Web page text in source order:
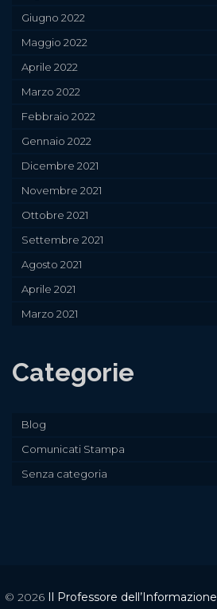
Giugno 2022
Maggio 2022
Aprile 2022
Marzo 2022
Febbraio 2022
Gennaio 2022
Dicembre 2021
Novembre 2021
Ottobre 2021
Settembre 2021
Agosto 2021
Aprile 2021
Marzo 2021
Categorie
Blog
Comunicati Stampa
Senza categoria
© 2026 Il Professore dell’Informazione